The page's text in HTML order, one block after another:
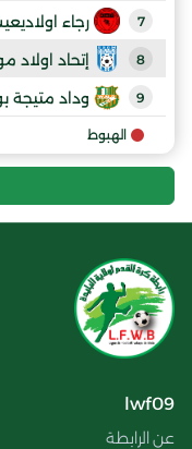
7 رجاء
8 إتحاد اولاد
9 وداد متيجة
الهبوط
lwf09
عن الرابطة